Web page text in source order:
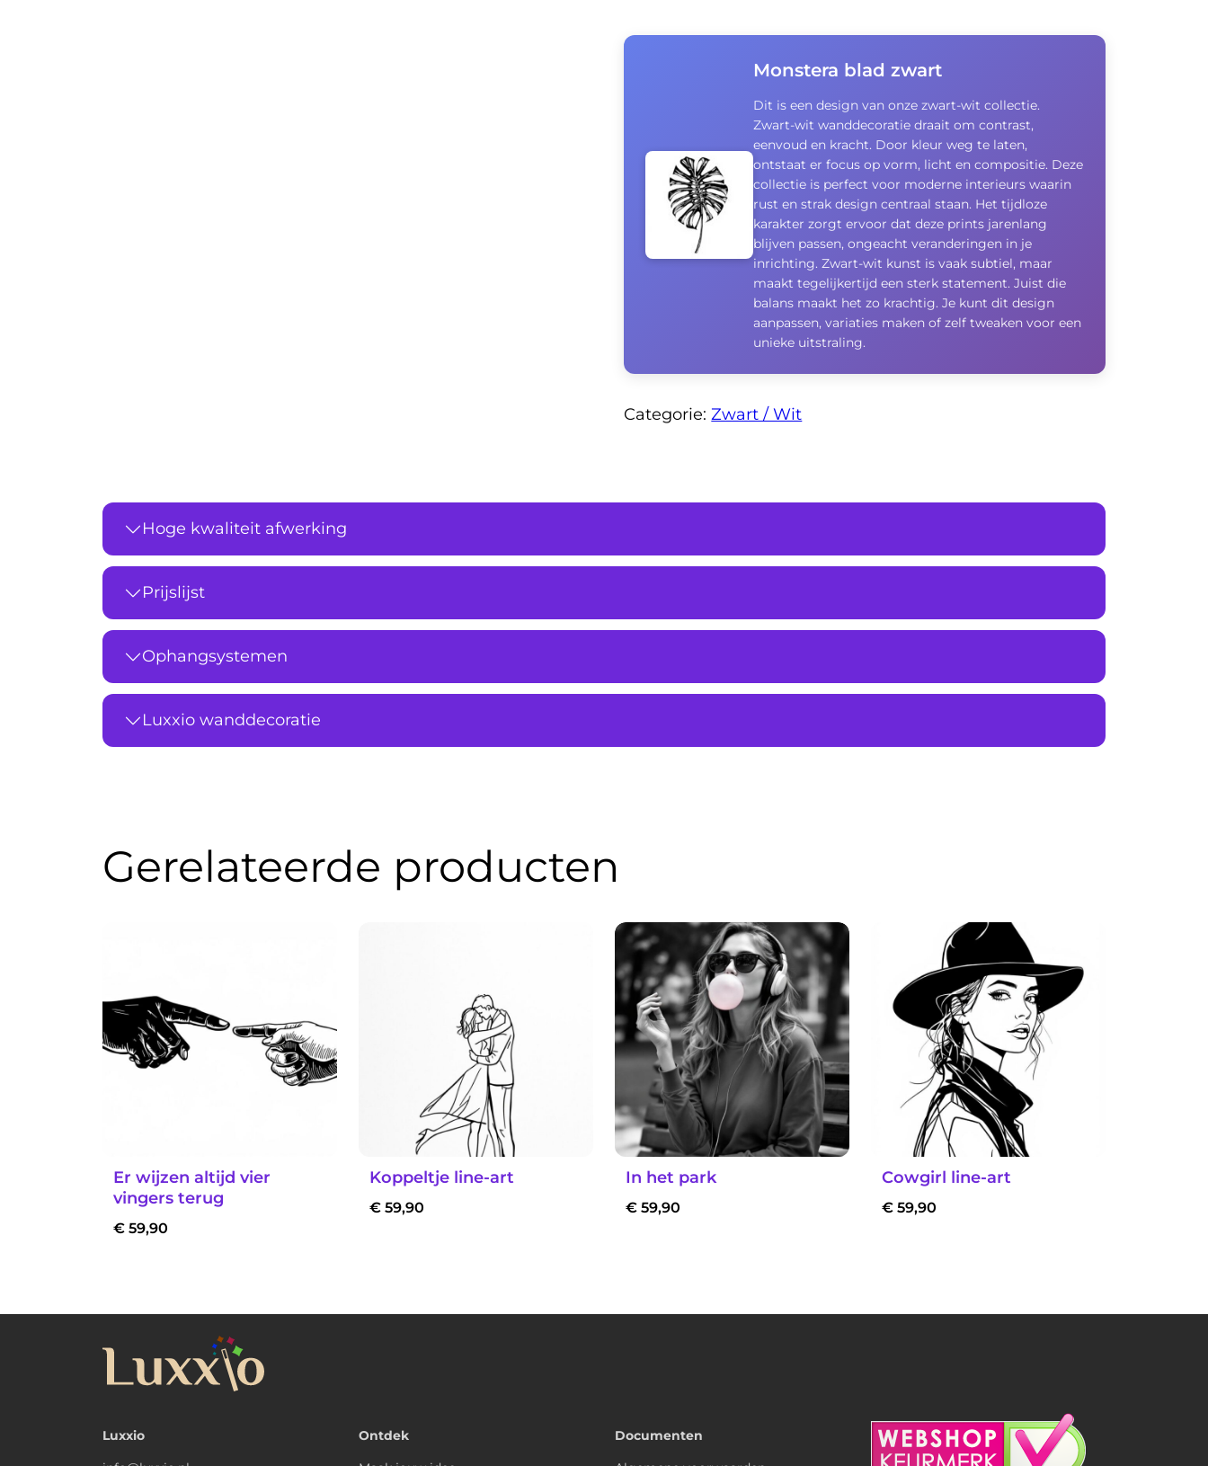
Monstera blad zwart
Dit is een design van onze zwart-wit collectie.
Zwart-wit wanddecoratie draait om contrast,
eenvoud en kracht. Door kleur weg te laten,
ontstaat er focus op vorm, licht en compositie. Deze
collectie is perfect voor moderne interieurs waarin
rust en strak design centraal staan. Het tijdloze
karakter zorgt ervoor dat deze prints jarenlang
blijven passen, ongeacht veranderingen in je
inrichting. Zwart-wit kunst is vaak subtiel, maar
maakt tegelijkertijd een sterk statement. Juist die
balans maakt het zo krachtig. Je kunt dit design
aanpassen, variaties maken of zelf tweaken voor een
unieke uitstraling.
Categorie:Zwart / Wit
Hoge kwaliteit afwerking
Prijslijst
Ophangsystemen
Luxxio wanddecoratie
Gerelateerde producten
Er wijzen altijd vier
vingers terug
€ 59,90
Koppeltje line-art
€ 59,90
In het park
€ 59,90
Cowgirl line-art
€ 59,90
Luxxio
Ontdek
Documenten